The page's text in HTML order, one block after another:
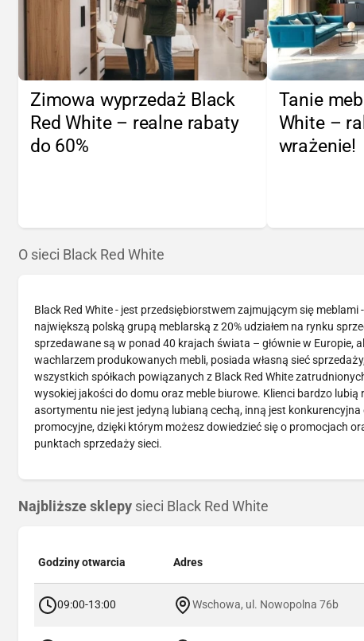
Zimowa wyprzedaż Black
Red White – realne rabaty
do 60%
Tanie
White –
wrażenie!
O sieci Black Red White
Black Red White - jest przedsiębiorstwem zajmującym się
największą polską grupą meblarską z 20% udziałem na rynku
sprzedawane są w ponad 40 krajach świata – głównie w Europie,
wachlarzem produkowanych mebli, posiada własną sieć
wszystkich spółkach powiązanych z Black Red White
wysokiej jakości do domu oraz meble biurowe. Klienci bardzo
asortymentu nie jest jedyną lubianą cechą, inną jest
promocyjne, dzięki którym możesz dowiedzieć się o promocjach
punktach sprzedaży sieci.
Najbliższe sklepy sieci Black Red White
Godziny otwarcia Adres
09:00-13:00 Wschowa, ul. Nowopolna 76b